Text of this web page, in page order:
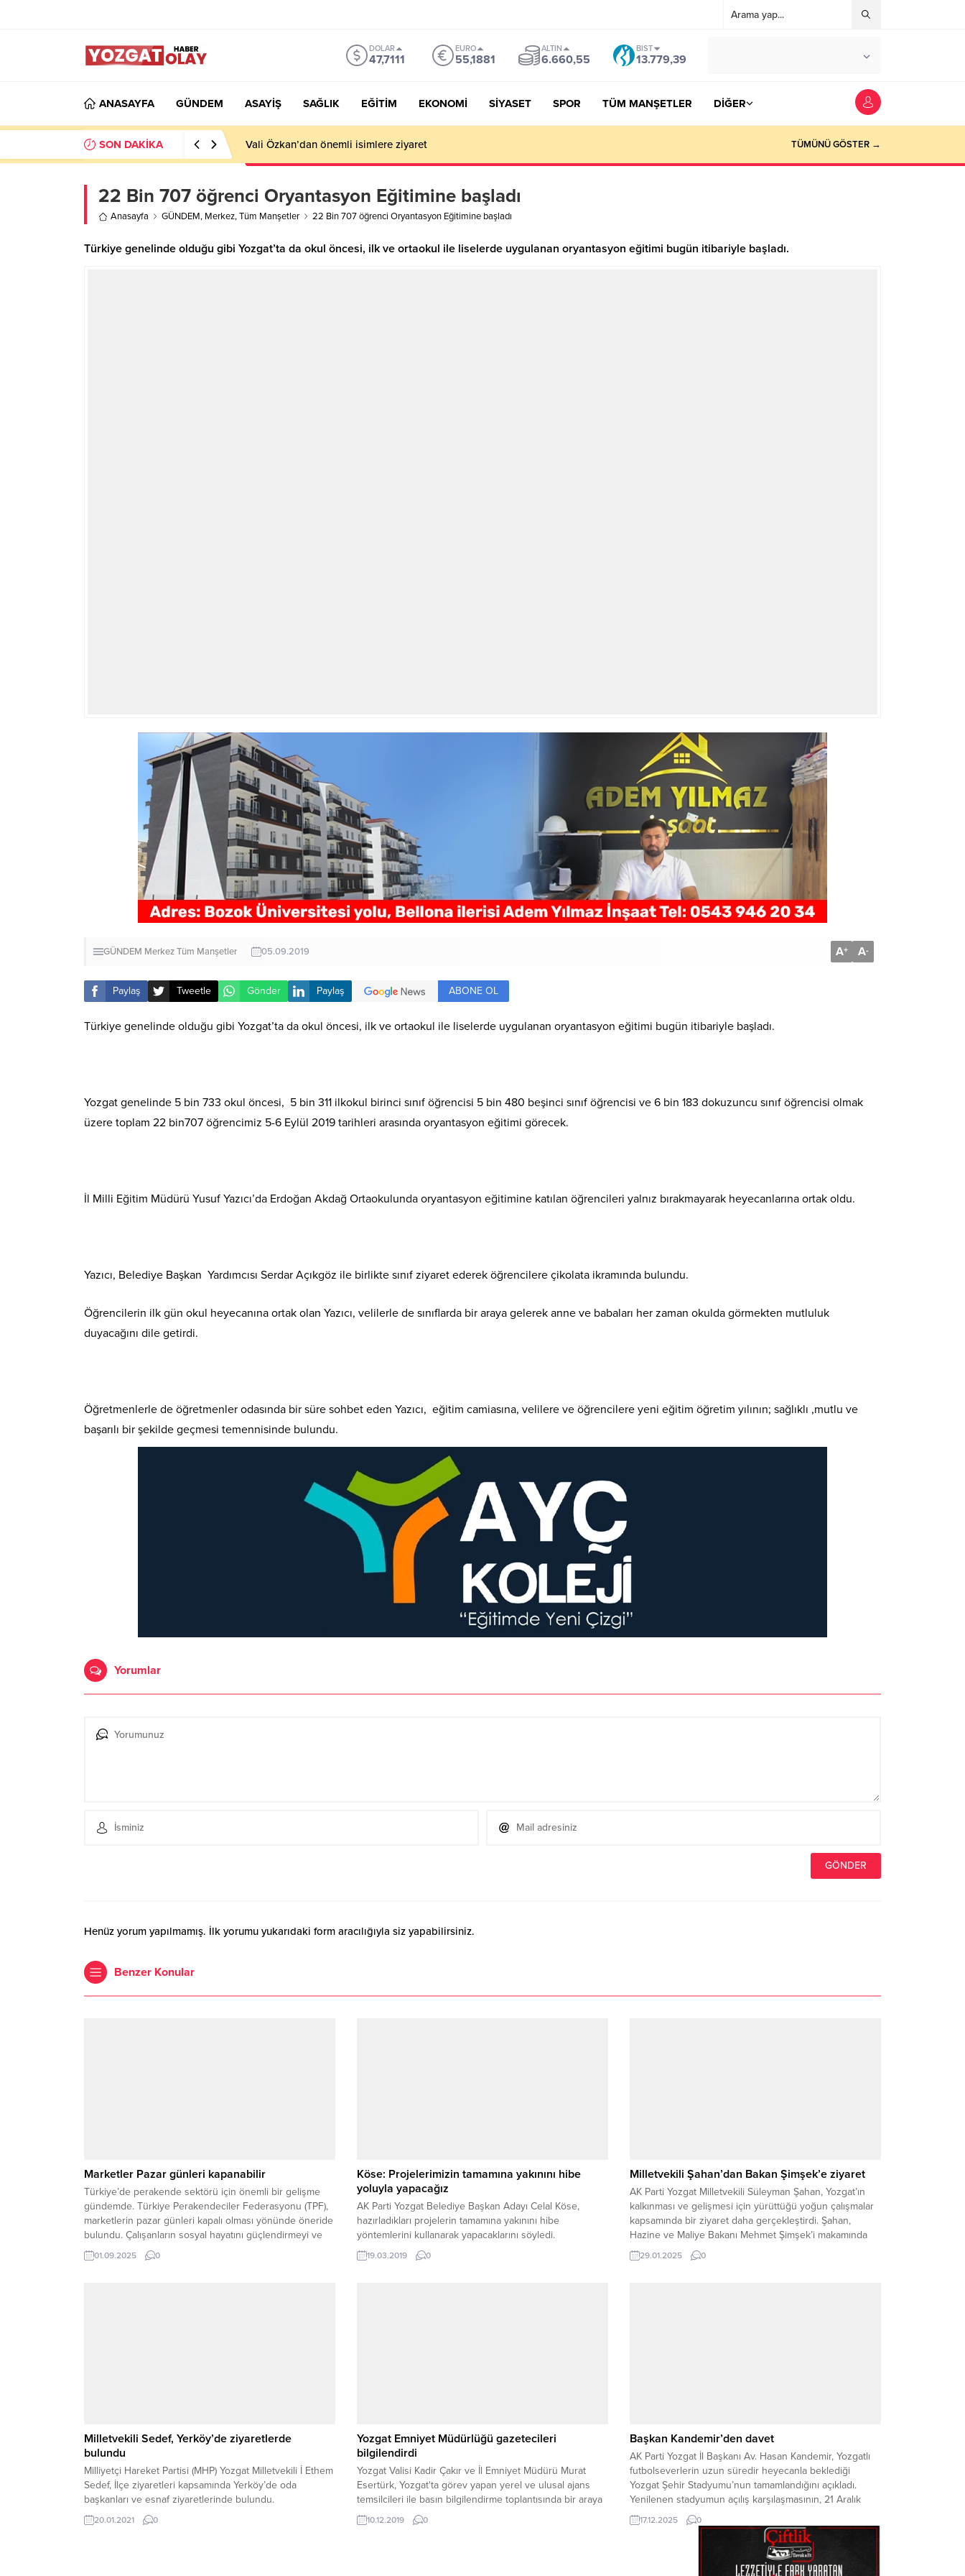
DOLAR
47,7111
EURO
55,1881
ALTIN
6.660,55
BIST
13.779,39
ANASAYFA GÜNDEM ASAYİŞ SAĞLIK EĞİTİM EKONOMİ SİYASET SPOR TÜM MANŞETLER DİĞER
SON DAKİKA Vali Özkan’dan önemli isimlere ziyaret TÜMÜNÜ GÖSTER →
22 Bin 707 öğrenci Oryantasyon Eğitimine başladı
Anasayfa GÜNDEM, Merkez,Tüm Manşetler 22 Bin 707 öğrenci Oryantasyon Eğitimine başladı
Türkiye genelinde olduğu gibi Yozgat’ta da okul öncesi, ilk ve ortaokul ile liselerde uygulanan oryantasyon eğitimi bugün itibariyle başladı.
GÜNDEM MerkezTüm Manşetler 05.09.2019 A+ A-
Paylaş Tweetle Gönder Paylaş ABONE OL
Türkiye genelinde olduğu gibi Yozgat’ta da okul öncesi, ilk ve ortaokul ile liselerde uygulanan oryantasyon eğitimi bugün itibariyle başladı.
Yozgat genelinde 5 bin 733 okul öncesi, 5 bin 311 ilkokul birinci sınıf öğrencisi 5 bin 480 beşinci sınıf öğrencisi ve 6 bin 183 dokuzuncu sınıf öğrencisi olmak
üzere toplam 22 bin707 öğrencimiz 5-6 Eylül 2019 tarihleri arasında oryantasyon eğitimi görecek.
İl Milli Eğitim Müdürü Yusuf Yazıcı’da Erdoğan Akdağ Ortaokulunda oryantasyon eğitimine katılan öğrencileri yalnız bırakmayarak heyecanlarına ortak oldu.
Yazıcı, Belediye Başkan Yardımcısı Serdar Açıkgöz ile birlikte sınıf ziyaret ederek öğrencilere çikolata ikramında bulundu.
Öğrencilerin ilk gün okul heyecanına ortak olan Yazıcı, velilerle de sınıflarda bir araya gelerek anne ve babaları her zaman okulda görmekten mutluluk
duyacağını dile getirdi.
Öğretmenlerle de öğretmenler odasında bir süre sohbet eden Yazıcı, eğitim camiasına, velilere ve öğrencilere yeni eğitim öğretim yılının; sağlıklı ,mutlu ve
başarılı bir şekilde geçmesi temennisinde bulundu.
Yorumlar
Henüz yorum yapılmamış. İlk yorumu yukarıdaki form aracılığıyla siz yapabilirsiniz.
Benzer Konular
Marketler Pazar günleri kapanabilir
Türkiye’de perakende sektörü için önemli bir gelişme
gündemde. Türkiye Perakendeciler Federasyonu (TPF),
marketlerin pazar günleri kapalı olması yönünde öneride
bulundu. Çalışanların sosyal hayatını güçlendirmeyi ve
küçük esnafı desteklemeyi amaçlayan uygulamanın,
Avrupa’daki örneklerde olduğu gibi önce pilot
01.09.2025 0
Köse: Projelerimizin tamamına yakınını hibe
yoluyla yapacağız
AK Parti Yozgat Belediye Başkan Adayı Celal Köse,
hazırladıkları projelerin tamamına yakınını hibe
yöntemlerini kullanarak yapacaklarını söyledi.
19.03.2019 0
Milletvekili Şahan’dan Bakan Şimşek’e ziyaret
AK Parti Yozgat Milletvekili Süleyman Şahan, Yozgat’ın
kalkınması ve gelişmesi için yürüttüğü yoğun çalışmalar
kapsamında bir ziyaret daha gerçekleştirdi. Şahan,
Hazine ve Maliye Bakanı Mehmet Şimşek’i makamında
ziyaret ederek, Yozgat’la ilgili proje, yatırım ve taleplerin
hayata geçirilmesi noktasında görüş alışverişinde
29.01.2025 0
Milletvekili Sedef, Yerköy’de ziyaretlerde
bulundu
Milliyetçi Hareket Partisi (MHP) Yozgat Milletvekili İ Ethem
Sedef, İlçe ziyaretleri kapsamında Yerköy’de oda
başkanları ve esnaf ziyaretlerinde bulundu.
20.01.2021 0
Yozgat Emniyet Müdürlüğü gazetecileri
bilgilendirdi
Yozgat Valisi Kadir Çakır ve İl Emniyet Müdürü Murat
Esertürk, Yozgat'ta görev yapan yerel ve ulusal ajans
temsilcileri ile basın bilgilendirme toplantısında bir araya
geldi.10.12.2019 0
Başkan Kandemir’den davet
AK Parti Yozgat İl Başkanı Av. Hasan Kandemir, Yozgatlı
futbolseverlerin uzun süredir heyecanla beklediği
Yozgat Şehir Stadyumu’nun tamamlandığını açıkladı.
Yenilenen stadyumun açılış karşılaşmasının, 21 Aralık
Pazar günü temsilcimiz Yozgat Belediyesi Bozokspor ile
ligin namağlup lideri Sebat Gençlikspor arasında
oynanacağını belirten Kandemir, tüm Yozgatlıları
tribünlere davet etti. KRİTİK MAÇ, TARİHİ AÇILIŞ...
17.12.2025 0